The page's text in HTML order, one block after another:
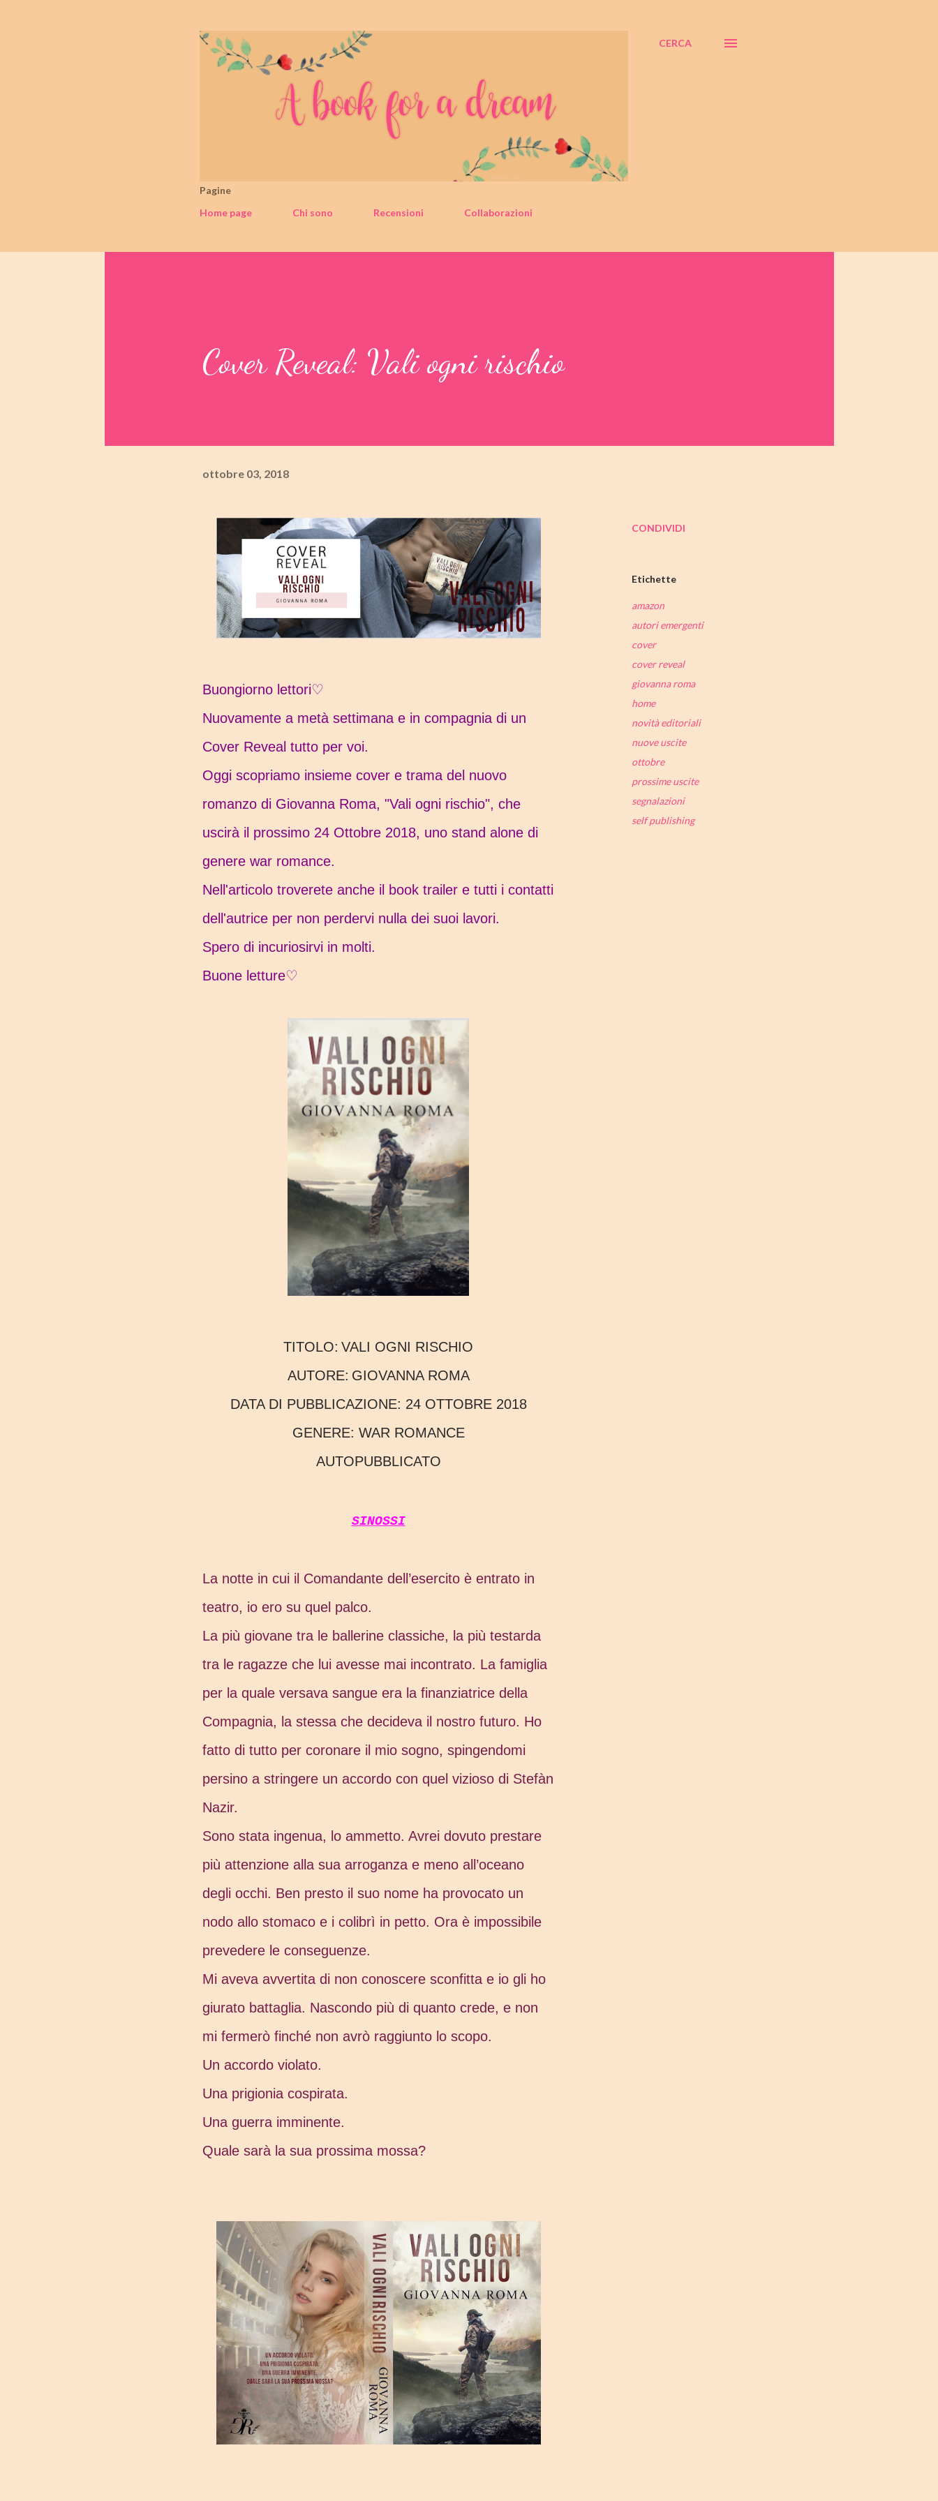
CERCA
Pagine
Home page
Chi sono Recensioni Collaborazioni
Cover Reveal: Vali ogni rischio
ottobre 03, 2018
Buongiorno lettori♡
Nuovamente a metà settimana e in compagnia di un
Cover Reveal tutto per voi.
Oggi scopriamo insieme cover e trama del nuovo
romanzo di Giovanna Roma, "Vali ogni rischio", che
uscirà il prossimo 24 Ottobre 2018, uno stand alone di
genere war romance.
Nell'articolo troverete anche il book trailer e tutti i contatti
dell'autrice per non perdervi nulla dei suoi lavori.
Spero di incuriosirvi in molti.
Buone letture♡
TITOLO: VALI OGNI RISCHIO
AUTORE: GIOVANNA ROMA
DATA DI PUBBLICAZIONE: 24 OTTOBRE 2018
GENERE: WAR ROMANCE
AUTOPUBBLICATO
SINOSSI
La notte in cui il Comandante dell’esercito è entrato in
teatro, io ero su quel palco.
La più giovane tra le ballerine classiche, la più testarda
tra le ragazze che lui avesse mai incontrato. La famiglia
per la quale versava sangue era la finanziatrice della
Compagnia, la stessa che decideva il nostro futuro. Ho
fatto di tutto per coronare il mio sogno, spingendomi
persino a stringere un accordo con quel vizioso di Stefàn
Nazir.
Sono stata ingenua, lo ammetto. Avrei dovuto prestare
più attenzione alla sua arroganza e meno all’oceano
degli occhi. Ben presto il suo nome ha provocato un
nodo allo stomaco e i colibrì in petto. Ora è impossibile
prevedere le conseguenze.
Mi aveva avvertita di non conoscere sconfitta e io gli ho
giurato battaglia. Nascondo più di quanto crede, e non
mi fermerò finché non avrò raggiunto lo scopo.
Un accordo violato.
Una prigionia cospirata.
Una guerra imminente.
Quale sarà la sua prossima mossa?
CONDIVIDI
Etichette
amazon
autori emergenti
cover
cover reveal
giovanna roma
home
novità editoriali
nuove uscite
ottobre
prossime uscite
segnalazioni
self publishing